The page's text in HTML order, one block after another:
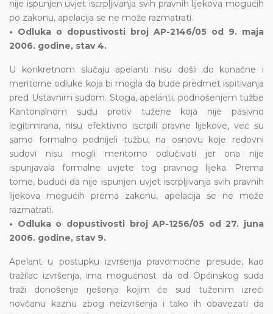
nije ispunjen uvjet iscrpljivanja svih pravnih lijekova mogućih
po zakonu, apelacija se ne može razmatrati.
• Odluka o dopustivosti broj AP-2146/05 od 9. maja
2006. godine, stav 4.
U konkretnom slučaju apelanti nisu došli do konačne i
meritorne odluke koja bi mogla da bude predmet ispitivanja
pred Ustavnim sudom. Stoga, apelanti, podnošenjem tužbe
Kantonalnom sudu protiv tužene koja nije pasivno
legitimirana, nisu efektivno iscrpili pravne lijekove, već su
samo formalno podnijeli tužbu, na osnovu koje redovni
sudovi nisu mogli meritorno odlučivati jer ona nije
ispunjavala formalne uvjete tog pravnog lijeka. Prema
tome, budući da nije ispunjen uvjet iscrpljivanja svih pravnih
lijekova mogućih prema zakonu, apelacija se ne može
razmatrati.
• Odluka o dopustivosti broj AP-1256/05 od 27. juna
2006. godine, stav 9.
Apelant u postupku izvršenja pravomoćne presude, kao
tražilac izvršenja, ima mogućnost da od Općinskog suda
traži donošenje rješenja kojim će sud tuženim izreći
novčanu kaznu zbog neizvršenja i tako ih obavezati da